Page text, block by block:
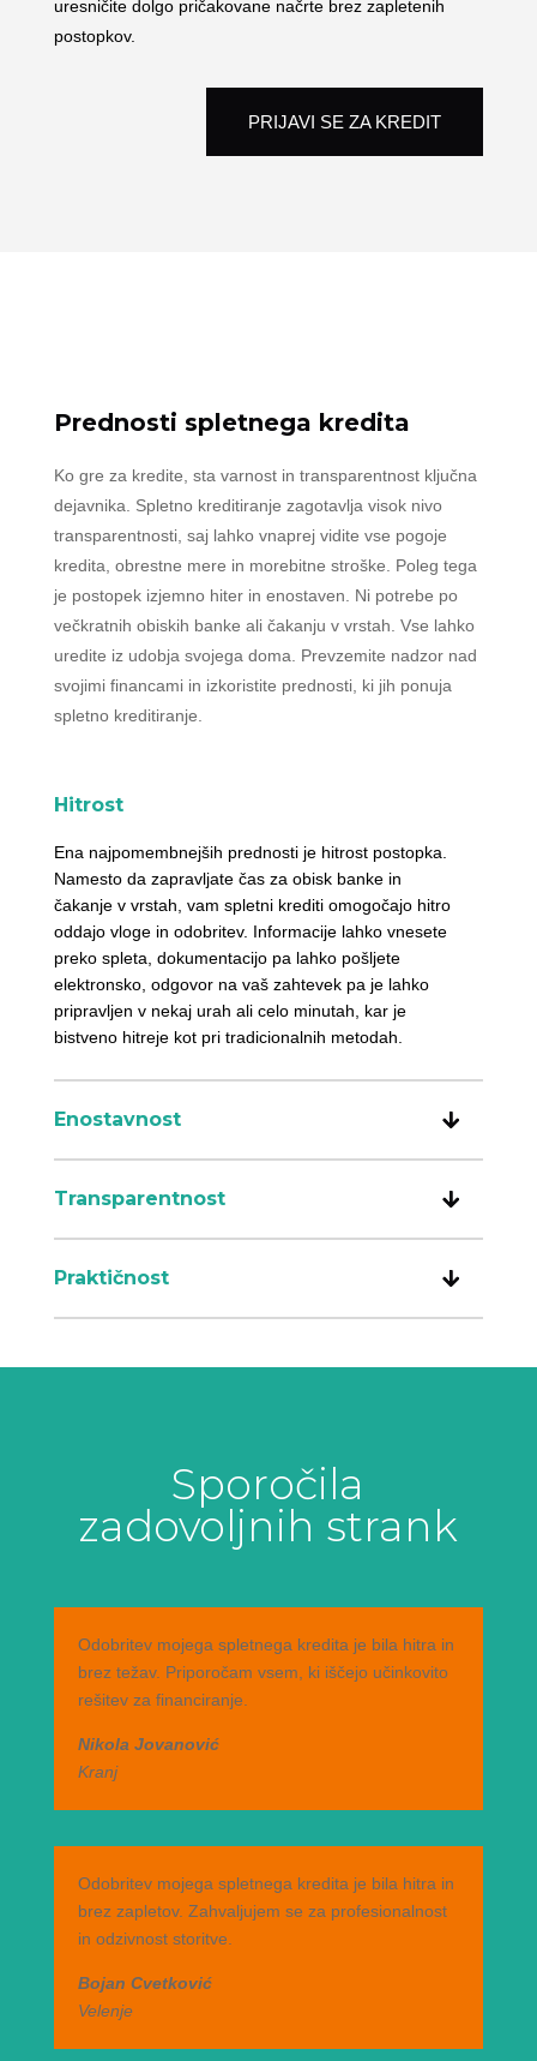
uresničite dolgo pričakovane načrte brez zapletenih
postopkov.
PRIJAVI SE ZA KREDIT
Prednosti spletnega kredita
Ko gre za kredite, sta varnost in transparentnost ključna
dejavnika. Spletno kreditiranje zagotavlja visok nivo
transparentnosti, saj lahko vnaprej vidite vse pogoje
kredita, obrestne mere in morebitne stroške. Poleg tega
je postopek izjemno hiter in enostaven. Ni potrebe po
večkratnih obiskih banke ali čakanju v vrstah. Vse lahko
uredite iz udobja svojega doma. Prevzemite nadzor nad
svojimi financami in izkoristite prednosti, ki jih ponuja
spletno kreditiranje.
Hitrost
Ena najpomembnejših prednosti je hitrost postopka.
Namesto da zapravljate čas za obisk banke in
čakanje v vrstah, vam spletni krediti omogočajo hitro
oddajo vloge in odobritev. Informacije lahko vnesete
preko spleta, dokumentacijo pa lahko pošljete
elektronsko, odgovor na vaš zahtevek pa je lahko
pripravljen v nekaj urah ali celo minutah, kar je
bistveno hitreje kot pri tradicionalnih metodah.
Enostavnost
Transparentnost
Praktičnost
Sporočila
zadovoljnih strank
Odobritev mojega spletnega kredita je bila hitra in
brez težav. Priporočam vsem, ki iščejo učinkovito
rešitev za financiranje.
Nikola Jovanović
Kranj
Odobritev mojega spletnega kredita je bila hitra in
brez zapletov. Zahvaljujem se za profesionalnost
in odzivnost storitve.
Bojan Cvetković
Velenje